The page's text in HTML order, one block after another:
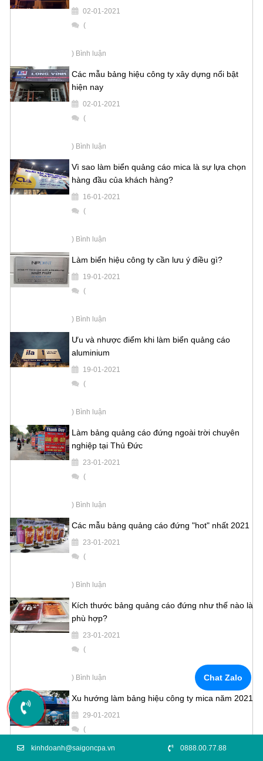
02-01-2021
(
) Bình luận
Các mẫu bảng hiệu công ty xây dựng nổi bật
hiện nay
02-01-2021
(
) Bình luận
Vì sao làm biển quảng cáo mica là sự lựa chọn
hàng đầu của khách hàng?
16-01-2021
(
) Bình luận
Làm biển hiệu công ty cần lưu ý điều gì?
19-01-2021
(
) Bình luận
Ưu và nhược điểm khi làm biển quảng cáo
aluminium
19-01-2021
(
) Bình luận
Làm bảng quảng cáo đứng ngoài trời chuyên
nghiệp tại Thủ Đức
23-01-2021
(
) Bình luận
Các mẫu bảng quảng cáo đứng "hot" nhất 2021
23-01-2021
(
) Bình luận
Kích thước bảng quảng cáo đứng như thế nào là
phù hợp?
23-01-2021
(
) Bình luận
Xu hướng làm bảng hiệu công ty mica năm 2021
29-01-2021
(
Chat Zalo
kinhdoanh@saigoncpa.vn 0888.00.77.88